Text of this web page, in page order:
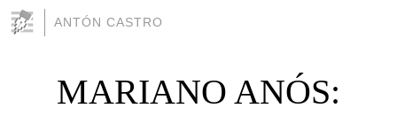
ANTÓN CASTRO
MARIANO ANÓS: